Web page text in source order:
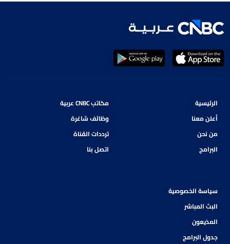
الرئيسية
أعلن معنا
من نحن
البرامج
مكاتب CNBC عربية
وظائف شاغرة
ترددات القناة
اتصل بنا
سياسة الخصوصية
البث المباشر
المذيعون
جدول البرامج